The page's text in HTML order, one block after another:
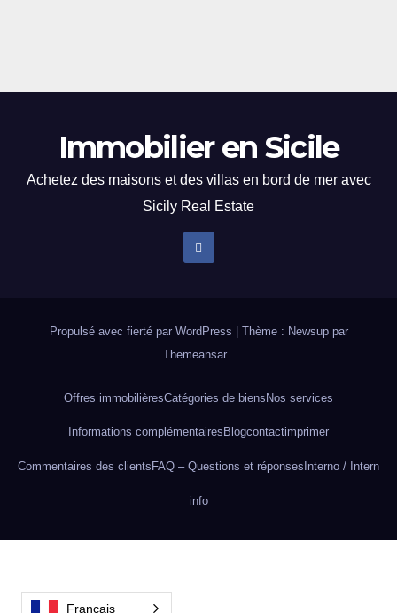
Immobilier en Sicile
Achetez des maisons et des villas en bord de mer avec
Sicily Real Estate
Propulsé avec fierté par WordPress
Thème : Newsup par
Themeansar .
Offres immobilièresCatégories de biensNos services
Informations complémentaires Blogcontactimprimer
Commentaires des clients FAQ – Questions et réponses Interno / Intern
info
Français